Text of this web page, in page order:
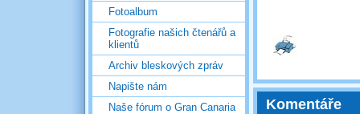
Fotoalbum
Fotografie našich čtenářů a
klientů
Archiv bleskových zpráv
Napište nám
Naše fórum o Gran Canaria
Komentáře